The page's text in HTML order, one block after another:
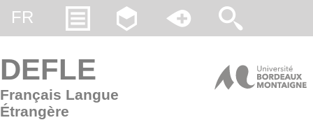
FR
DEFLE
Français Langue
Étrangère
Gestion des cookies